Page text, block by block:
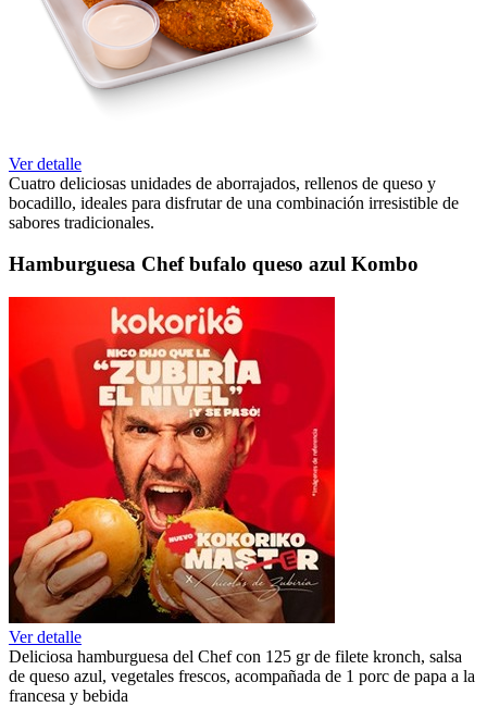
Ver detalle
Cuatro deliciosas unidades de aborrajados, rellenos de queso y
bocadillo, ideales para disfrutar de una combinación irresistible de
sabores tradicionales.
Hamburguesa Chef bufalo queso azul Kombo
Ver detalle
Deliciosa hamburguesa del Chef con 125 gr de filete kronch, salsa
de queso azul, vegetales frescos, acompañada de 1 porc de papa a la
francesa y bebida